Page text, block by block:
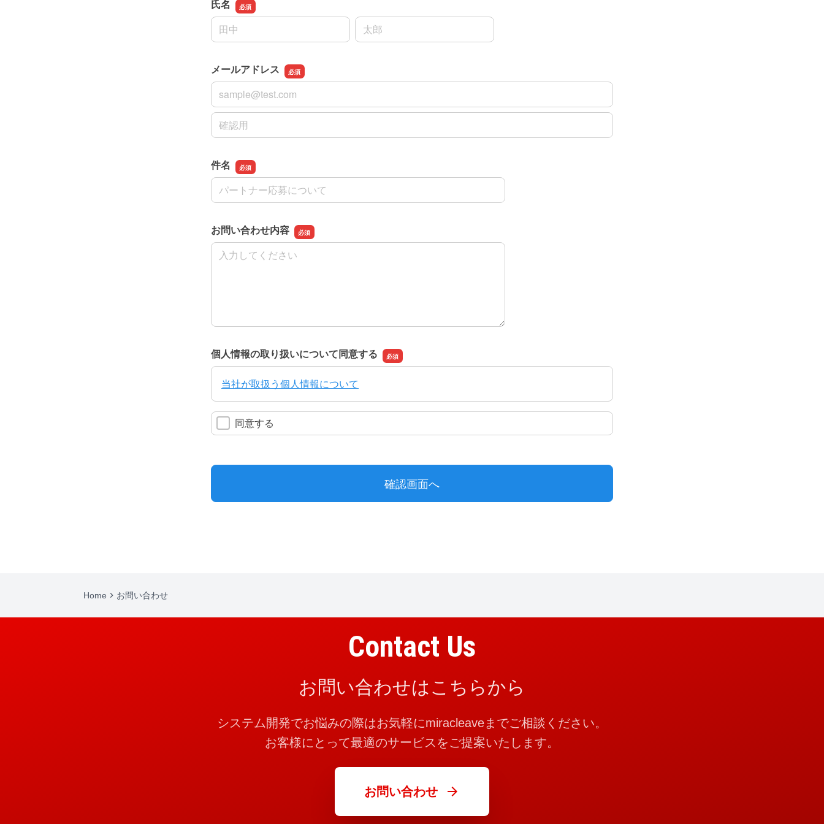
Home keyboard_arrow_right お問い合わせ
Contact Us
お問い合わせはこちらから
システム開発でお悩みの際はお気軽にmiracleaveまでご相談ください。
お客様にとって最適のサービスをご提案いたします。
お問い合わせ arrow_forward